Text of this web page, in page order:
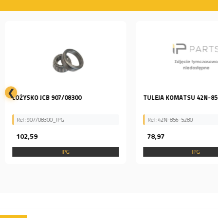
ŁOŻYSKO JCB 907/08300
Ref: 907/08300_IPG
102,59
IPG
TULEJA KOMATSU 42N-
Ref: 42N-856-5280
78,97
IPG
❮